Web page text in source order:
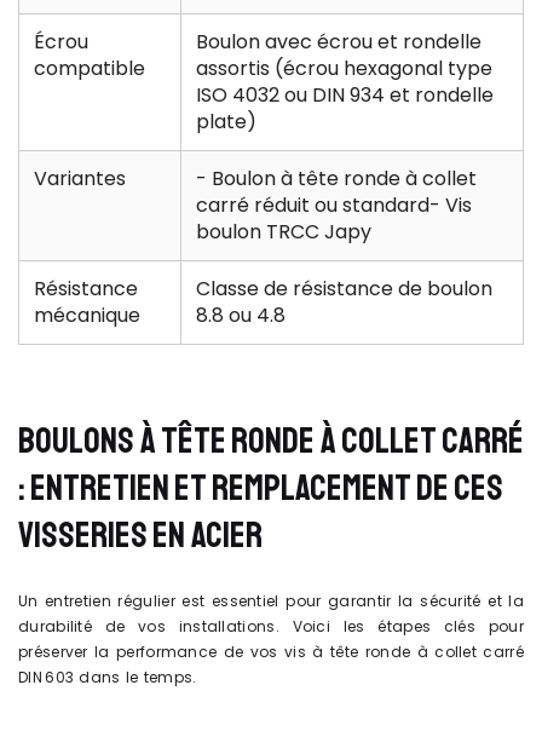
Écrou
compatible
Boulon avec écrou et rondelle
assortis (écrou hexagonal type
ISO 4032 ou DIN 934 et rondelle
plate)
Variantes
- Boulon à tête ronde à collet
carré réduit ou standard- Vis
boulon TRCC Japy
Résistance
mécanique
Classe de résistance de boulon
8.8 ou 4.8
BOULONS À TÊTE RONDE À COLLET CARRÉ
: ENTRETIEN ET REMPLACEMENT DE CES
VISSERIES EN ACIER
Un entretien régulier est essentiel pour garantir la sécurité et la
durabilité de vos installations. Voici les étapes clés pour
préserver la performance de vos vis à tête ronde à collet carré
DIN 603 dans le temps.